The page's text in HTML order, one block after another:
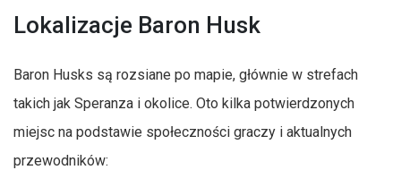
Lokalizacje Baron Husk
Baron Husks są rozsiane po mapie, głównie w strefach
takich jak Speranza i okolice. Oto kilka potwierdzonych
miejsc na podstawie społeczności graczy i aktualnych
przewodników: